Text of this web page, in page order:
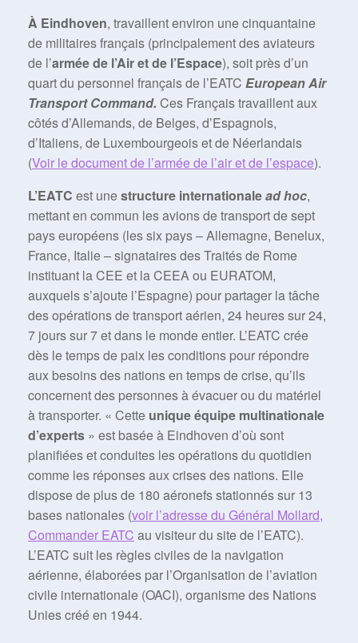
À Eindhoven, travaillent environ une cinquantaine
de militaires français (principalement des aviateurs
de l’armée de l’Air et de l’Espace), soit près d’un
quart du personnel français de l’EATC European Air
Transport Command. Ces Français travaillent aux
côtés d’Allemands, de Belges, d’Espagnols,
d’Italiens, de Luxembourgeois et de Néerlandais
(Voir le document de l’armée de l’air et de l’espace).
L’EATC est unestructure internationalead hoc,
mettant en commun les avions de transport de sept
pays européens (les six pays – Allemagne, Benelux,
France, Italie – signataires des Traités de Rome
instituant la CEE et la CEEA ou EURATOM,
auxquels s’ajoute l’Espagne) pour partager la tâche
des opérations de transport aérien, 24 heures sur 24,
7 jours sur 7 et dans le monde entier. L’EATC crée
dès le temps de paix les conditions pour répondre
aux besoins des nations en temps de crise, qu’ils
concernent des personnes à évacuer ou du matériel
à transporter. « Cette unique équipe multinationale
d’experts » est basée à Eindhoven d’où sont
planifiées et conduites les opérations du quotidien
comme les réponses aux crises des nations. Elle
dispose de plus de 180 aéronefs stationnés sur 13
bases nationales (voir l’adresse du Général Mollard,
Commander EATC au visiteur du site de l’EATC).
L’EATC suit les règles civiles de la navigation
aérienne, élaborées par l’Organisation de l’aviation
civile internationale (OACI), organisme des Nations
Unies créé en 1944.